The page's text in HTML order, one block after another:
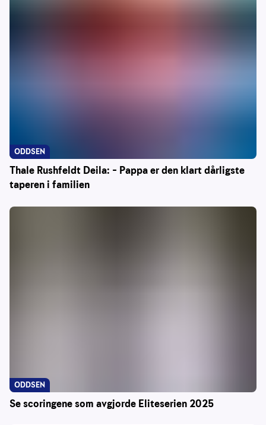
Thale Rushfeldt Deila: – Pappa er den klart dårligste
taperen i familien
ODDSEN
Se scoringene som avgjorde Eliteserien 2025
ODDSEN